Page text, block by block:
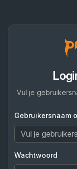
Vul je
Gebruikersnaam
Wachtwoord